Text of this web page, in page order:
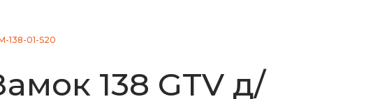
138-01-S20
138 GTV д/